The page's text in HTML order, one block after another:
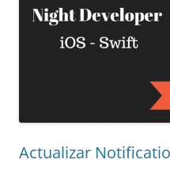
Actualizar